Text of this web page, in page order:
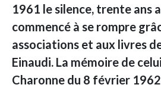
1961 le silence, trente ans
commencé à se rompre
associations et aux livres
Einaudi. La mémoire de
Charonne du 8 février